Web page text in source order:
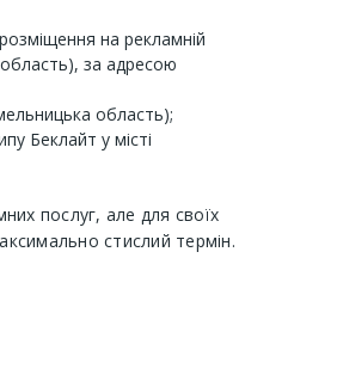
на рекламній
область), за адресою
область);
Беклайт у місті
послуг, але для своїх
стислий термін.